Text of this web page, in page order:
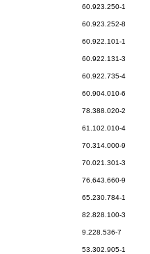
60.923.250-1
60.923.252-8
60.922.101-1
60.922.131-3
60.922.735-4
60.904.010-6
78.388.020-2
61.102.010-4
70.314.000-9
70.021.301-3
76.643.660-9
65.230.784-1
82.828.100-3
9.228.536-7
53.302.905-1